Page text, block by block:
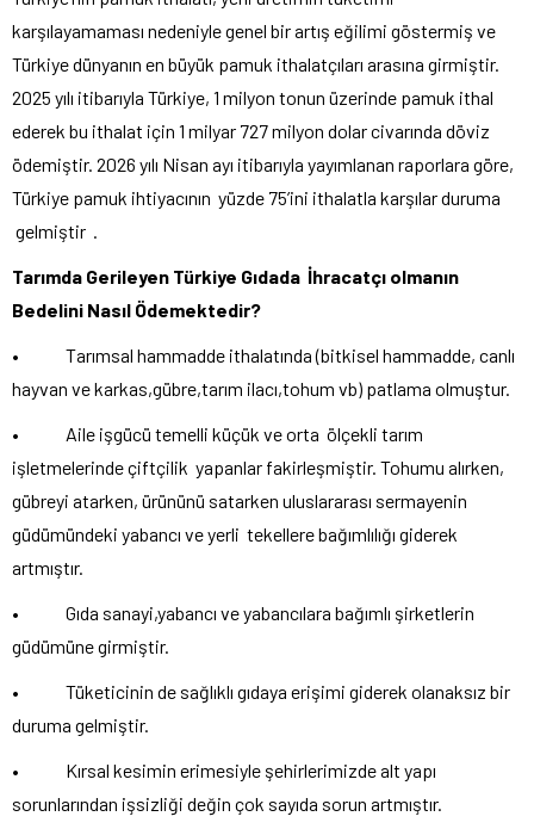
karşılayamaması nedeniyle genel bir artış eğilimi göstermiş ve
Türkiye dünyanın en büyük pamuk ithalatçıları arasına girmiştir.
2025 yılı itibarıyla Türkiye, 1 milyon tonun üzerinde pamuk ithal
ederek bu ithalat için 1 milyar 727 milyon dolar civarında döviz
ödemiştir. 2026 yılı Nisan ayı itibarıyla yayımlanan raporlara göre,
Türkiye pamuk ihtiyacının yüzde 75’ini ithalatla karşılar duruma
gelmiştir .
Tarımda Gerileyen Türkiye Gıdada İhracatçı olmanın
Bedelini Nasıl Ödemektedir?
• Tarımsal hammadde ithalatında (bitkisel hammadde, canlı
hayvan ve karkas,gübre,tarım ilacı,tohum vb) patlama olmuştur.
• Aile işgücü temelli küçük ve orta ölçekli tarım
işletmelerinde çiftçilik yapanlar fakirleşmiştir. Tohumu alırken,
gübreyi atarken, ürününü satarken uluslararası sermayenin
güdümündeki yabancı ve yerli tekellere bağımlılığı giderek
artmıştır.
• Gıda sanayi,yabancı ve yabancılara bağımlı şirketlerin
güdümüne girmiştir.
• Tüketicinin de sağlıklı gıdaya erişimi giderek olanaksız bir
duruma gelmiştir.
• Kırsal kesimin erimesiyle şehirlerimizde alt yapı
sorunlarından işsizliği değin çok sayıda sorun artmıştır.